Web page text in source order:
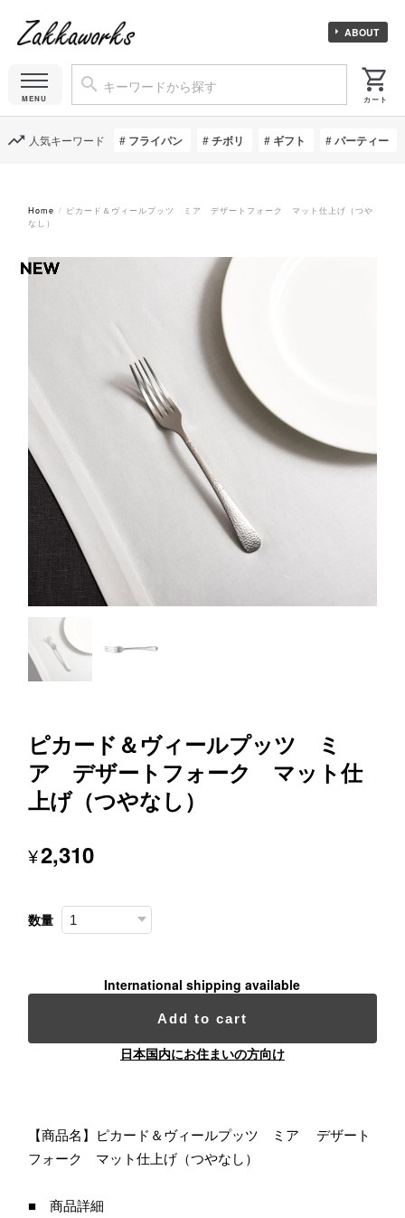
ABOUT
人気キーワード フライパン チボリ ギフト パーティー
Home
ピカード＆ヴィールプッツ ミア デザートフォーク マット仕上げ（つや
なし）
ピカード＆ヴィールプッツ ミ
ア デザートフォーク マット仕
上げ（つやなし）
¥2,310
数量
International shipping available
Add to cart
日本国内にお住まいの方向け
【商品名】ピカード＆ヴィールプッツ ミア デザート
フォーク マット仕上げ（つやなし）
■ 商品詳細